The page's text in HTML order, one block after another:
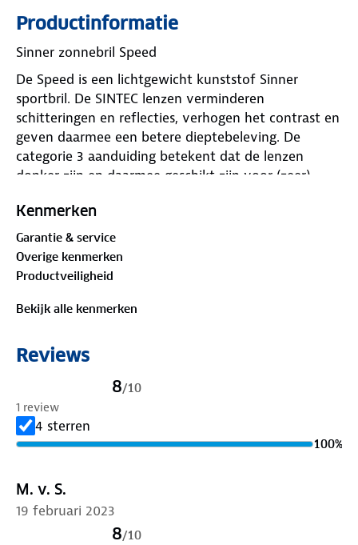
Productinformatie
Sinner zonnebril Speed
De Speed is een lichtgewicht kunststof Sinner
sportbril. De SINTEC lenzen verminderen
schitteringen en reflecties, verhogen het contrast en
geven daarmee een betere dieptebeleving. De
categorie 3 aanduiding betekent dat de lenzen
donker zijn en daarmee geschikt zijn voor (zeer)
zit een anti-slip laag waardoor de bril tijdens het
sporten niet verschuift.
Kenmerken
Garantie & service
Overige kenmerken
Productveiligheid
Bekijk alle kenmerken
Reviews
8/10
1 review
4 sterren
100%
M. v. S.
19 februari 2023
8/10